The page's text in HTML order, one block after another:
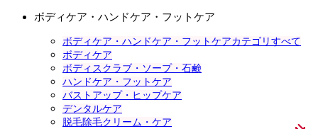
ボディケア・ハンドケア・フットケア
ボディケア・ハンドケア・フットケアカテゴリすべて
ボディケア
ボディスクラブ・ソープ・石鹸
ハンドケア・フットケア
バストアップ・ヒップケア
デンタルケア
脱毛除毛クリーム・ケア